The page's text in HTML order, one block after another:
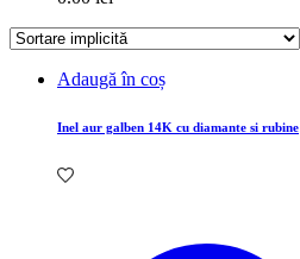
Adaugă în coș
Inel aur galben 14K cu diamante si rubine